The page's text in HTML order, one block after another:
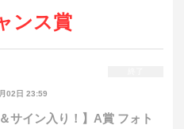
ンス賞
02日 23:59
サイン入り！】A賞 フォト